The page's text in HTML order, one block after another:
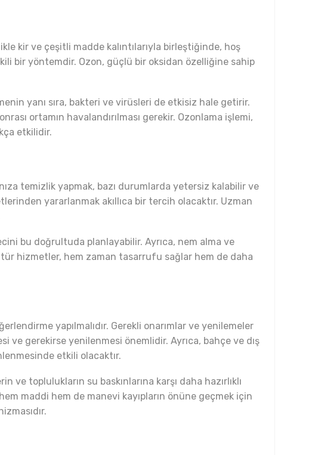
kir ve çeşitli madde kalıntılarıyla birleştiğinde, hoş
bir yöntemdir. Ozon, güçlü bir oksidan özelliğine sahip
yanı sıra, bakteri ve virüsleri de etkisiz hale getirir.
ortamın havalandırılması gerekir. Ozonlama işlemi,
etkilidir.
temizlik yapmak, bazı durumlarda yetersiz kalabilir ve
yararlanmak akıllıca bir tercih olacaktır. Uzman
bu doğrultuda planlayabilir. Ayrıca, nem alma ve
hizmetler, hem zaman tasarrufu sağlar hem de daha
yapılmalıdır. Gerekli onarımlar ve yenilemeler
gerekirse yenilenmesi önemlidir. Ayrıca, bahçe ve dış
etkili olacaktır.
toplulukların su baskınlarına karşı daha hazırlıklı
maddi hem de manevi kayıpların önüne geçmek için